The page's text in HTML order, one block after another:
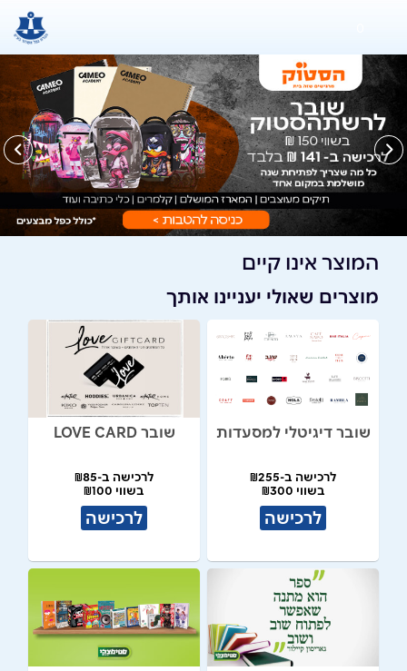
המוצר אינו קיים
מוצרים שאולי יעניינו אותך
שובר דיגיטלי למסעדות
לרכישה ב-₪255
בשווי ₪300
לרכישה
שובר LOVE CARD
לרכישה ב-₪85
בשווי ₪100
לרכישה